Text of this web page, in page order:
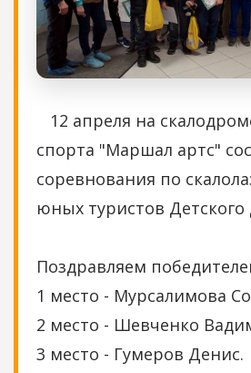
12 апреля на
спорта "Маршал артс"
соревнования по
юных туристов
Поздравляем
1 место - Мурсалимова
2 место - Шевченко
3 место - Гумеров Денис.